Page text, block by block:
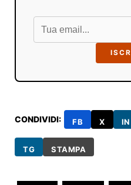
CONDIVIDI: FB X IN
TG STAMPA